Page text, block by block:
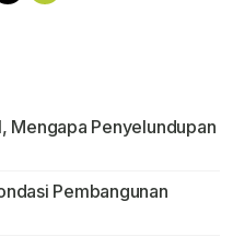
Mengapa Penyelundupan
Pembangunan